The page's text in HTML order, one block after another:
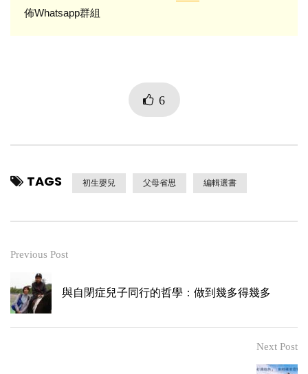
佈Whatsapp群組
6
TAGS 初生嬰兒 父母省思 編輯選書
Previous Post
與自閉症兒子同行的哲學：做到幾多得幾多
Next Post